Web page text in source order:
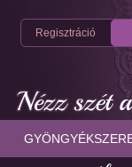
Regisztráció